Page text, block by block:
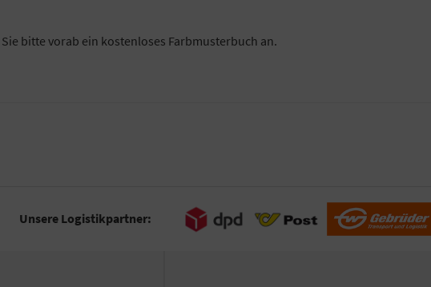
bitte vorab ein kostenloses Farbmusterbuch an.
Unsere Logistikpartner: